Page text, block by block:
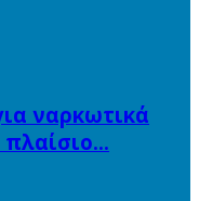
ναρκωτικά
πλαίσιο…